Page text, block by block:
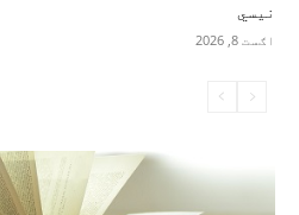
نیسي
اګست 8, 2026